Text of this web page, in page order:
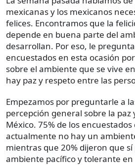
mexicanas y los mexicanos
felices. Encontramos que la
depende en buena parte del
desarrollan. Por eso, le
encuestados en esta ocasión
sobre el ambiente que se vive
hay paz y respeto entre las
Empezamos por preguntarle a
percepción general sobre la paz
México. 75% de los
actualmente no hay un
mientras que 20% dijeron que
ambiente pacífico y tolerante en